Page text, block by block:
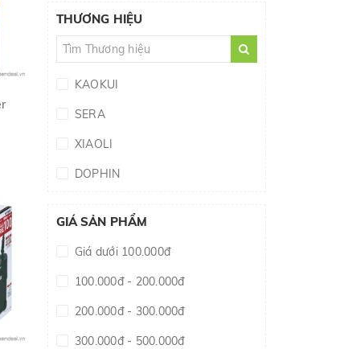
THƯƠNG HIỆU
KAOKUI
SERA
XIAOLI
DOPHIN
GIÁ SẢN PHẨM
Giá dưới 100.000đ
100.000đ - 200.000đ
200.000đ - 300.000đ
300.000đ - 500.000đ